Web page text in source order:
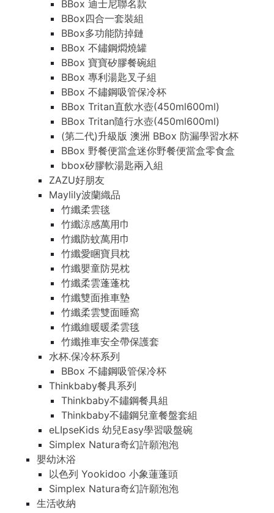
BBox 迪士尼聯名款
BBox四合一套裝組
BBox多功能防掉鏈
BBox 不鏽鋼燜燒罐
BBox 寶寶矽膠餐碗組
BBox 專利湯匙叉子組
BBox 不鏽鋼吸管保冷杯
BBox Tritan直飲水壺(450ml600ml)
BBox Tritan隨行水壺(450ml600ml)
(第二代)升級版 澳洲 BBox 防漏學習水杯
BBox 野餐便當盒迷你野餐便當盒零食盒
bbox矽膠軟湯匙兩入組
ZAZU好朋友
Maylily波蘭織品
竹纖柔雲毯
竹纖涼感萬用巾
竹纖防蚊萬用巾
竹纖愛睏寶貝枕
竹纖嬰童防晃枕
竹纖柔雲蓬蓬枕
竹纖雙面推車墊
竹纖柔雲雙面睡窩
竹纖維暖暖柔雲毯
竹纖推車安全帶保護套
水杯.保冷杯系列
BBox 不鏽鋼吸管保冷杯
Thinkbaby餐具系列
Thinkbaby不鏽鋼餐具組
Thinkbaby不鏽鋼兒童餐盤套組
eLIpseKids 幼兒Easy學習吸盤碗
Simplex Natura奇幻許願泡泡
嬰幼沐浴
以色列 Yookidoo 小象蓮蓬頭
Simplex Natura奇幻許願泡泡
生活收納